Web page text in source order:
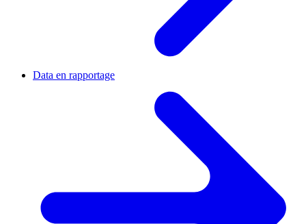
Data en rapportage